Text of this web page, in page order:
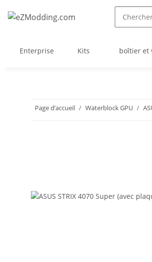
Enterprise Kits boîtier et
Page d’accueil Waterblock GPU